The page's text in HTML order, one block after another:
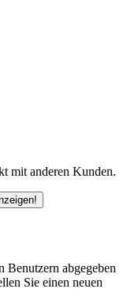
mit anderen Kunden.
Benutzern abgegeben
Sie einen neuen